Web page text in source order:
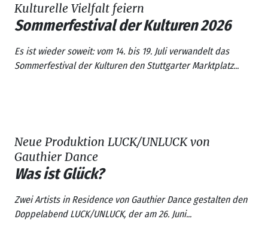
Kulturelle Vielfalt feiern
Sommerfestival der Kulturen 2026
Es ist wieder soweit: vom 14. bis 19. Juli verwandelt das
Sommerfestival der Kulturenden Stuttgarter Marktplatz...
Neue Produktion LUCK/UNLUCK von
Gauthier Dance
Was ist Glück?
Zwei Artists in Residence von Gauthier Dancegestalten den
DoppelabendLUCK/UNLUCK, der am 26. Juni...